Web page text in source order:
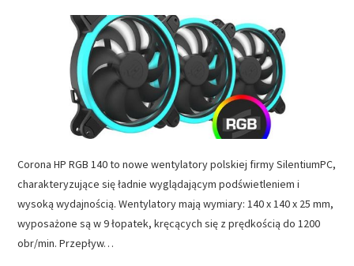
INTERNET
Corona HP RGB 140 to nowe wentylatory polskiej firmy SilentiumPC,
charakteryzujące się ładnie wyglądającym podświetleniem i
wysoką wydajnością. Wentylatory mają wymiary: 140 x 140 x 25 mm,
wyposażone są w 9 łopatek, kręcących się z prędkością do 1200
obr/min. Przepływ…